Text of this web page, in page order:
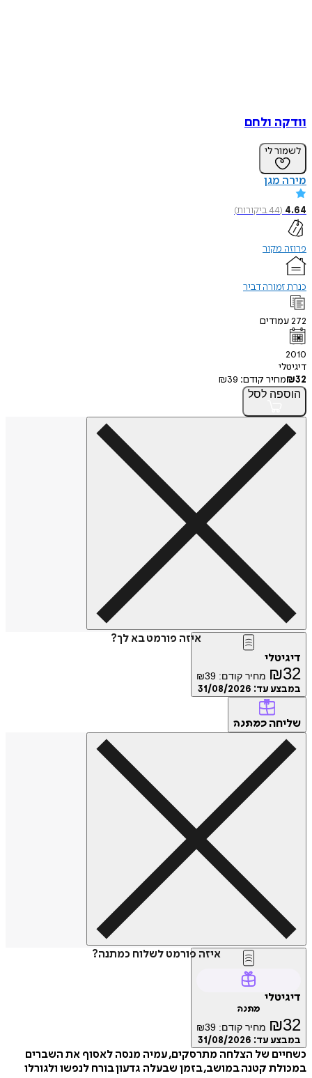
וודקה ולחם
לשמור לי
מירה מגן
4.64
(
44ביקורות)
פרוזה מקור
כנרת זמורה דביר
272עמודים
2010
דיגיטלי
₪32 מחיר קודם: ₪39
הוספה לסל
איזה פורמט בא לך?
דיגיטלי
₪32 מחיר קודם: ₪39
במבצע עד: 31/08/2026
שליחה כמתנה
איזה פורמט לשלוח כמתנה?
דיגיטלי
מתנה
₪32 מחיר קודם: ₪39
במבצע עד: 31/08/2026
כשחיים של הצלחה מתרסקים, עמיה מנסה לאסוף את השברים
במכולת קטנה במושב, בזמן שבעלה גדעון בורח לנפשו ולגורלו